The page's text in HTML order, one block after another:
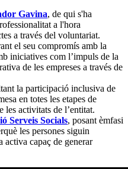
Gavina, de qui s'ha
a l'hora
a través del voluntariat.
el seu compromís amb la
iniciatives com l’impuls de la
de les empreses a través de
la participació inclusiva de
en totes les etapes de
activitats de l’entitat.
Serveis Socials, posant èmfasi
les persones siguin
activa capaç de generar